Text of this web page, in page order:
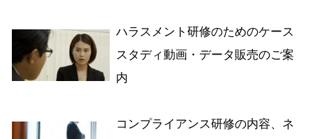
ハラスメント研修のためのケース
スタディ動画・データ販売のご案
内
コンプライアンス研修の内容、ネ